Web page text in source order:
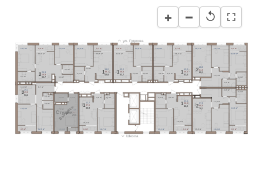
+ − ↺
12,7 м²
4,7 м²
15,3 м²
4,8 м²
3,4 м²
112,7
37,5
40,9
13,6 м²
Cтудия28,3
2,1 м²
3,5 м²
12,6 м²
12,6 м²
11,0 м² 8,7 м²
2,8 м²
225,2
49,8
53,3
3,8 м²
14,7 м²
5,7 м²
3,3 м²
11,6 м²
18,0 м²
6,6 м²
226,3
63,7
13,0 м²
4,6 м²
5,0 м²
3,7 м²
16,5 м²
113,0
39,1
42,8
13,0 м²
4,8 м²
5,0 м²
3,8 м²
17,1 м²
113,0
39,9
43,7
13,0 м²
4,8 м² 5,0 м²
3,7 м²
16,5 м²
113,0
39,3
43,0
3,3 м²
19,1 м²
12,9 м²
3,6 м²
4,4 м²
13,7 м²
11,1 м²
2 26,6
64,8
68,1
19,9 м²
13,6 м²
3,6 м²
4,4 м²
14,3 м²
11,0 м²
3,3 м²
227,9
66,8
70,1
3,4 м²
13,1 м²
4,8 м² 4,9 м²
16,0 м²
1 13,1
38,8
42,2
Вы здесь
Школа
ул. Гудкова